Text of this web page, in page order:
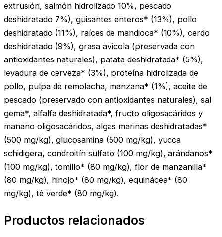
extrusión, salmón hidrolizado 10%, pescado
deshidratado 7%), guisantes enteros* (13%), pollo
deshidratado (11%), raíces de mandioca* (10%), cerdo
deshidratado (9%), grasa avícola (preservada con
antioxidantes naturales), patata deshidratada* (5%),
levadura de cerveza* (3%), proteína hidrolizada de
pollo, pulpa de remolacha, manzana* (1%), aceite de
pescado (preservado con antioxidantes naturales), sal
gema*, alfalfa deshidratada*, fructo oligosacáridos y
manano oligosacáridos, algas marinas deshidratadas*
(500 mg/kg), glucosamina (500 mg/kg), yucca
schidigera, condroitín sulfato (100 mg/kg), arándanos*
(100 mg/kg), tomillo* (80 mg/kg), flor de manzanilla*
(80 mg/kg), hinojo* (80 mg/kg), equinácea* (80
mg/kg), té verde* (80 mg/kg).
Productos relacionados